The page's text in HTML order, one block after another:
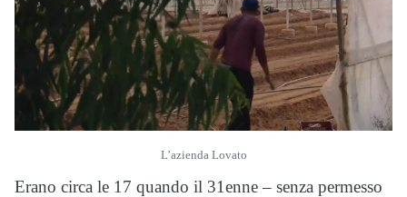
L’azienda Lovato
Erano circa le 17 quando il 31enne – senza permesso